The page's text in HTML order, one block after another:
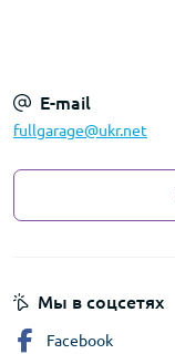
E-mail
fullgarage@ukr.net
Мы в соцсетях
Facebook